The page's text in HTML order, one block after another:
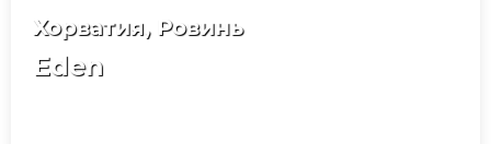
Хорватия, Ровинь
Eden